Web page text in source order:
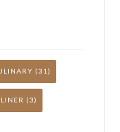
(31)
(3)